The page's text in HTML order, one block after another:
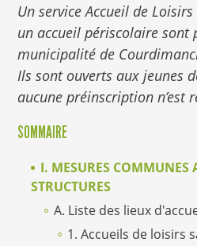
Un service Accueil de
un accueil périscolaire sont
municipalité de
Ils sont ouverts aux jeunes
aucune préinscription n’est
SOMMAIRE
I. MESURES COMMUNES
STRUCTURES
A. Liste des lieux
1. Accueils de loisirs